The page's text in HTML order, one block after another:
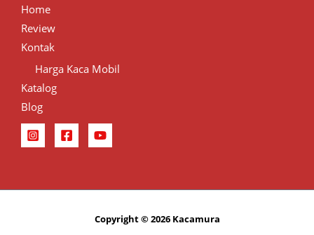
Home
Review
Kontak
Harga Kaca Mobil
Katalog
Blog
Copyright © 2026 Kacamura